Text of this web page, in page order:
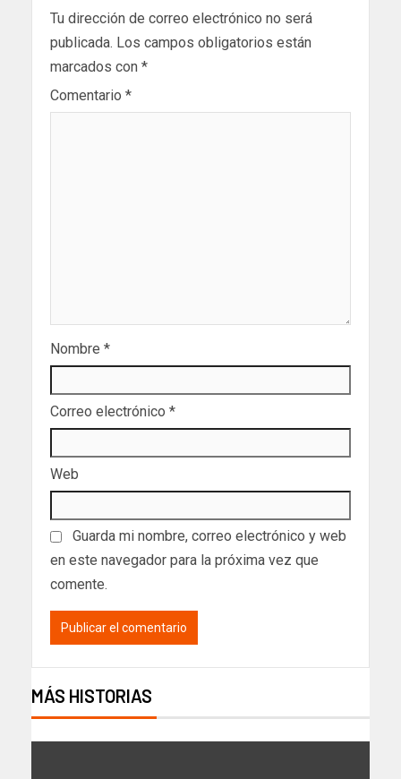
Tu dirección de correo electrónico no será
publicada. Los campos obligatorios están
marcados con *
Comentario *
Nombre *
Correo electrónico *
Web
Guarda mi nombre, correo electrónico y web
en este navegador para la próxima vez que
comente.
MÁS HISTORIAS